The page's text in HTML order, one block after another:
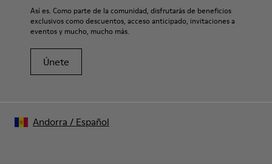
Así es. Como parte de la comunidad, disfrutarás de beneficios
exclusivos como descuentos, acceso anticipado, invitaciones a
eventos y mucho, mucho más.
Únete
Andorra / Español